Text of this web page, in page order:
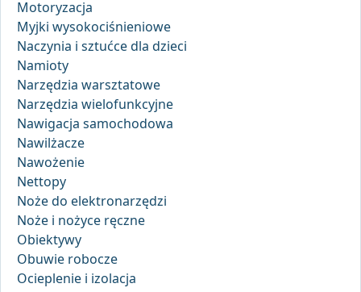
Motoryzacja
Myjki wysokociśnieniowe
Naczynia i sztućce dla dzieci
Namioty
Narzędzia warsztatowe
Narzędzia wielofunkcyjne
Nawigacja samochodowa
Nawilżacze
Nawożenie
Nettopy
Noże do elektronarzędzi
Noże i nożyce ręczne
Obiektywy
Obuwie robocze
Ocieplenie i izolacja